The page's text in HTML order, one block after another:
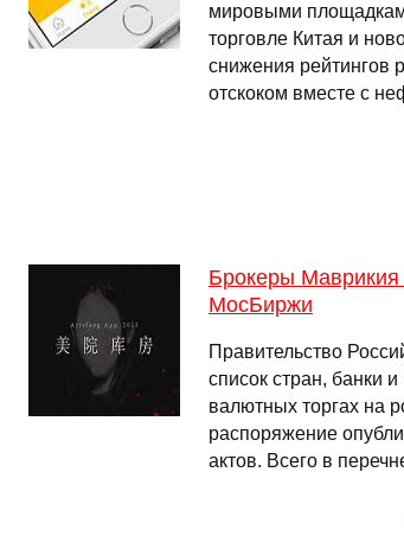
мировыми
торговле Китая и
снижения рейтингов
отскоком вместе с
Брокеры
МосБиржи
Правительство
список стран, банки
валютных торгах на
распоряжение
актов. Всего в